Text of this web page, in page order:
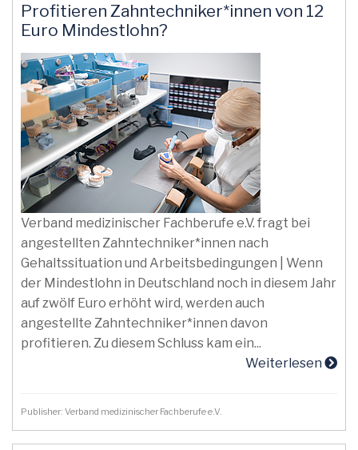
Profitieren Zahntechniker*innen von 12
Euro Mindestlohn?
Verband medizinischer Fachberufe e.V. fragt bei
angestellten Zahntechniker*innen nach
Gehaltssituation und Arbeitsbedingungen | Wenn
der Mindestlohn in Deutschland noch in diesem Jahr
auf zwölf Euro erhöht wird, werden auch
angestellte Zahntechniker*innen davon
profitieren. Zu diesem Schluss kam ein...
Weiterlesen
Publisher: Verband medizinischer Fachberufe e.V.